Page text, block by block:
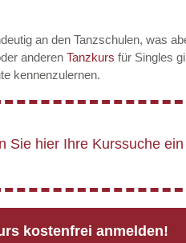
an den Tanzschulen, was
anderen Tanzkurs für Singles
kennenzulernen.
kostenfrei anmelden!